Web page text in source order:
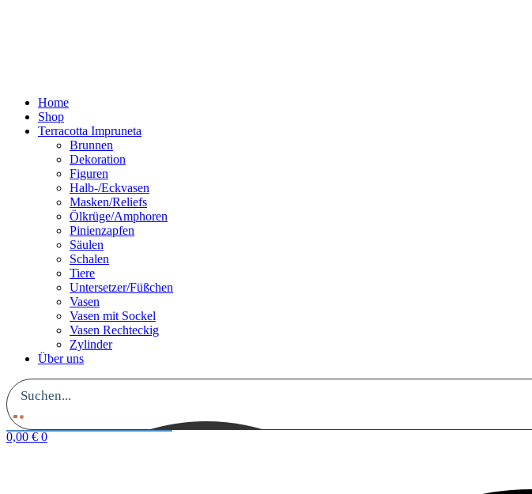
Home
Shop
Terracotta Impruneta
Brunnen
Dekoration
Figuren
Halb-/Eckvasen
Masken/Reliefs
Ölkrüge/Amphoren
Pinienzapfen
Säulen
Schalen
Tiere
Untersetzer/Füßchen
Vasen
Vasen mit Sockel
Vasen Rechteckig
Zylinder
Über uns
0,00 € 0